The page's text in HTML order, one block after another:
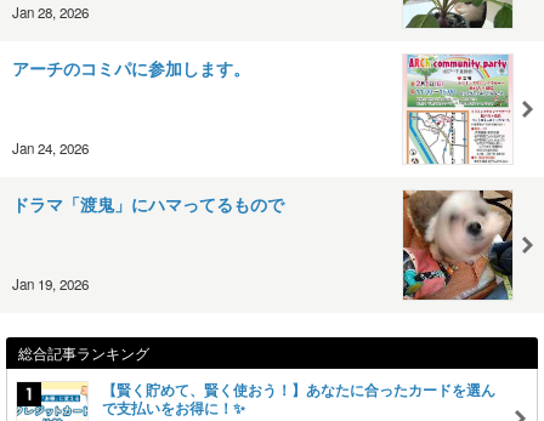
Jan 28, 2026
アーチのコミパに参加します。
Jan 24, 2026
ドラマ「渡鬼」にハマってるもので
Jan 19, 2026
総合記事ランキング
【賢く貯めて、賢く使おう！】あなたに合ったカードを選ん
で支払いをお得に！✨